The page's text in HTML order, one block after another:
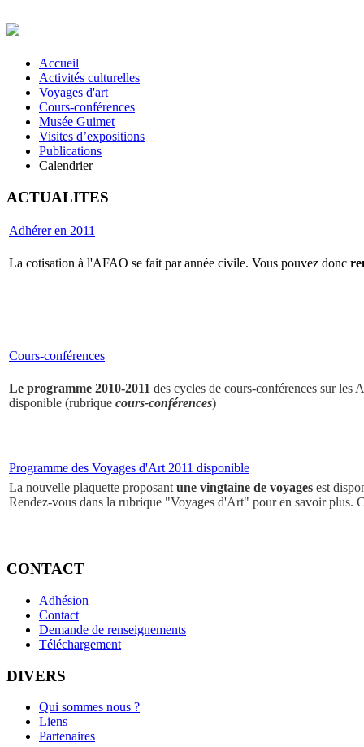
Accueil
Activités culturelles
Voyages d'art
Cours-conférences
Musée Guimet
Visites d’expositions
Publications
Calendrier
ACTUALITES
Adhérer en 2011
La cotisation à l'AFAO se fait par année civile. Vous pouvez donc
Cours-conférences
Le programme 2010-2011 des cycles de cours-conférences sur
disponible (rubrique cours-conférences)
Programme des Voyages d'Art 2011 disponible
La nouvelle plaquette proposantune vingtaine de voyages est
Rendez-vous dans la rubrique "Voyages d'Art" pour en savoir plus.
CONTACT
Adhésion
Contact
Demande de renseignements
Téléchargement
DIVERS
Qui sommes nous ?
Liens
Partenaires